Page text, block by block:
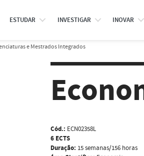
ESTUDAR INVESTIGAR INOVAR
e Mestrados Integrados
Cód.: ECN02358L
6 ECTS
Duração: 15 semanas/156 horas